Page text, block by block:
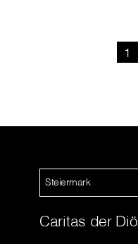
1
Steiermark
Caritas der